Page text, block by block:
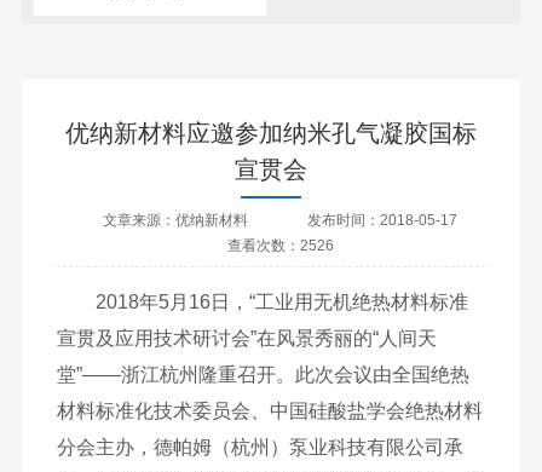
优纳新材料应邀参加纳米孔气凝胶国标
宣贯会
文章来源：优纳新材料
发布时间：2018-05-17
查看次数：2526
2018年5月16日，“工业用无机绝热材料标准
宣贯及应用技术研讨会”在风景秀丽的“人间天
堂”——浙江杭州隆重召开。此次会议由全国绝热
材料标准化技术委员会、中国硅酸盐学会绝热材料
分会主办，德帕姆（杭州）泵业科技有限公司承